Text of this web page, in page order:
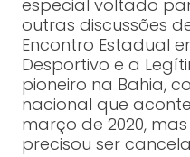
especial voltado
outras discussões
Encontro Estadual
Desportivo e a
pioneiro na Bahia,
nacional que
março de 2020,
precisou ser